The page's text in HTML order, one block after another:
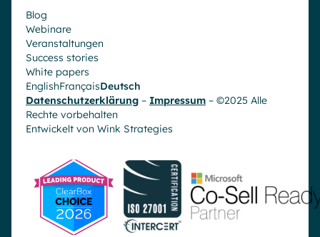
Blog
Webinare
Veranstaltungen
Success stories
White papers
EnglishFrançaisDeutsch
Datenschutzerklärung – Impressum – ©2025 Alle
Rechte vorbehalten
Entwickelt von Wink Strategies